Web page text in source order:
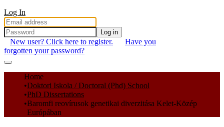
Log In
Log in
New user? Click here to register.
Have you
forgotten your password?
Communities & Collections
All of DSpace
Statistics
Home
Doktori Iskola / Doctoral (Phd) School
PhD Dissertations
Baromfi reovírusok genetikai diverzitása Kelet-Közép
Európában